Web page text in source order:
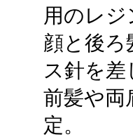
用のレ
顔と後
ス針を
前髪や両
定。